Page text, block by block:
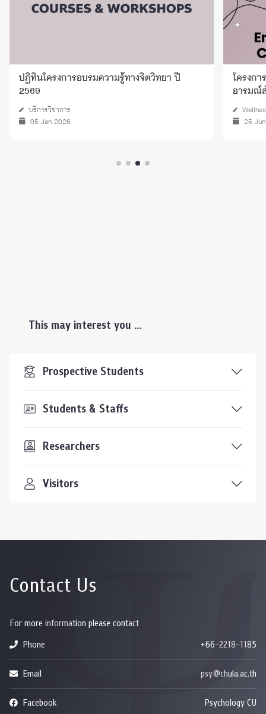
ปฏิทินโครงการอบรมความรู้ทางจิตวิทยา ปี
2569
บริการวิชาการ
05 Jan 2026
โครงก
อารมณ์
25
This may interest you ...
Prospective Students
Students & Staffs
Researchers
Visitors
Contact Us
For more information please contact
Phone
+66-2218-1185
Email psy@chula.ac.th
Facebook Psychology CU